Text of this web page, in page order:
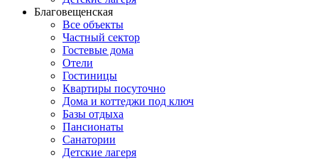
Благовещенская
Все объекты
Частный сектор
Гостевые дома
Отели
Гостиницы
Квартиры посуточно
Дома и коттеджи под ключ
Базы отдыха
Пансионаты
Санатории
Детские лагеря